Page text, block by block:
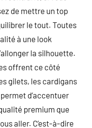
de mettre un top
le tout. Toutes
à une look
la silhouette.
offrent ce côté
gilets, les cardigans
d’accentuer
premium que
aller. C’est-à-dire